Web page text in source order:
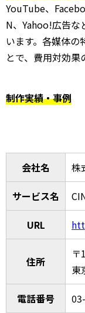
YouTube、
N、Yahoo!広告な
います。各媒体
とで、費用対効果
制作実績・事例
会社名 株
サービス名
URL
住所
〒
東
電話番号